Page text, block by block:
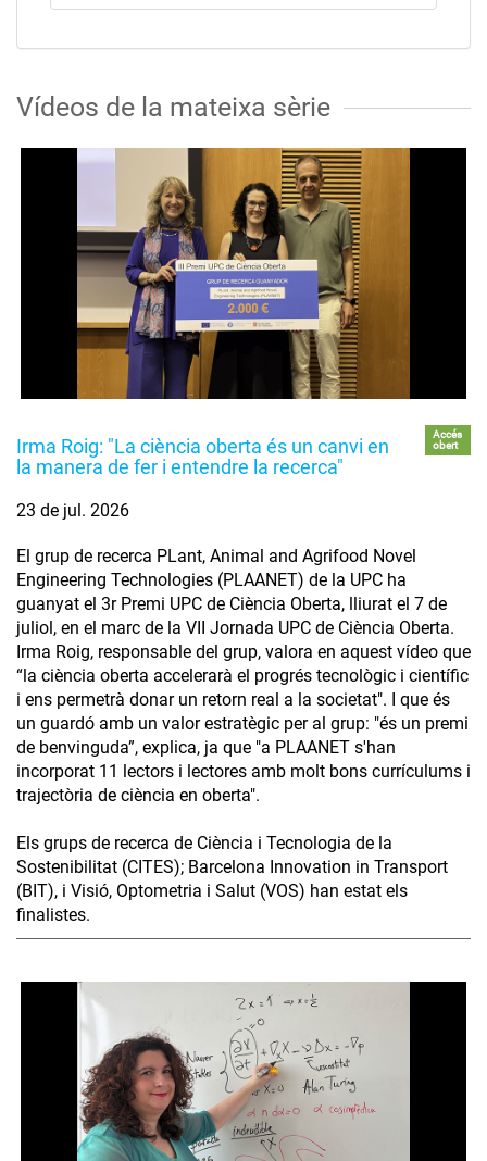
Vídeos de la mateixa sèrie
Irma Roig: "La ciència oberta és un canvi en
la manera de fer i entendre la recerca"
Accés
obert
23 de jul. 2026
El grup de recerca PLant, Animal and Agrifood Novel
Engineering Technologies (PLAANET) de la UPC ha
guanyat el 3r Premi UPC de Ciència Oberta, lliurat el 7 de
juliol, en el marc de la VII Jornada UPC de Ciència Oberta.
Irma Roig, responsable del grup, valora en aquest vídeo que
“la ciència oberta accelerarà el progrés tecnològic i científic
i ens permetrà donar un retorn real a la societat". I que és
un guardó amb un valor estratègic per al grup: "és un premi
de benvinguda”, explica, ja que "a PLAANET s'han
incorporat 11 lectors i lectores amb molt bons currículums i
trajectòria de ciència en oberta".
Els grups de recerca de Ciència i Tecnologia de la
Sostenibilitat (CITES); Barcelona Innovation in Transport
(BIT), i Visió, Optometria i Salut (VOS) han estat els
finalistes.